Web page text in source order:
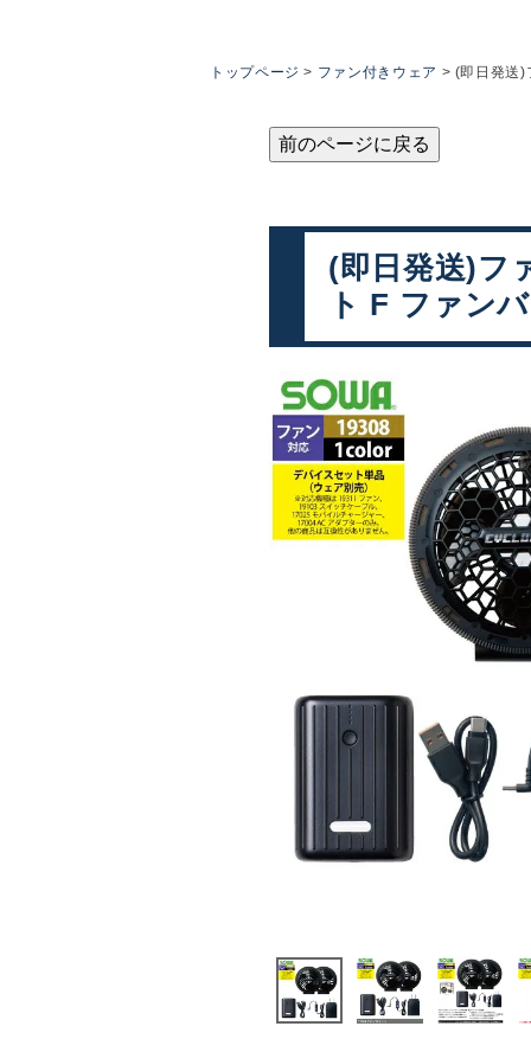
トップページ ファン付きウェア (即日発送)
前のページに戻る
(即日発送)フ
ト F ファン